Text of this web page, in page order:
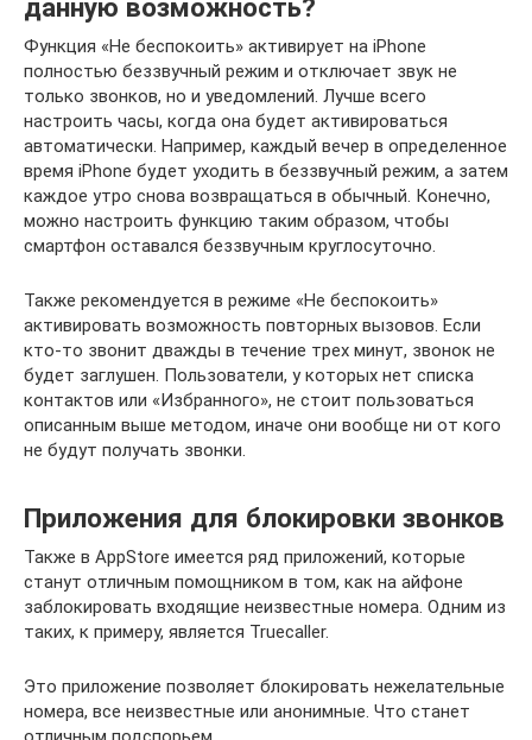
данную возможность?
Функция «Не беспокоить» активирует на iPhone
полностью беззвучный режим и отключает звук не
только звонков, но и уведомлений. Лучше всего
настроить часы, когда она будет активироваться
автоматически. Например, каждый вечер в определенное
время iPhone будет уходить в беззвучный режим, а затем
каждое утро снова возвращаться в обычный. Конечно,
можно настроить функцию таким образом, чтобы
смартфон оставался беззвучным круглосуточно.
Также рекомендуется в режиме «Не беспокоить»
активировать возможность повторных вызовов. Если
кто-то звонит дважды в течение трех минут, звонок не
будет заглушен. Пользователи, у которых нет списка
контактов или «Избранного», не стоит пользоваться
описанным выше методом, иначе они вообще ни от кого
не будут получать звонки.
Приложения для блокировки звонков
Также в AppStore имеется ряд приложений, которые
станут отличным помощником в том, как на айфоне
заблокировать входящие неизвестные номера. Одним из
таких, к примеру, является Truecaller.
Это приложение позволяет блокировать нежелательные
номера, все неизвестные или анонимные. Что станет